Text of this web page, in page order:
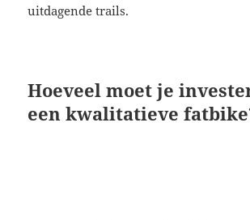
uitdagende trails.
Hoeveel moet je
een kwalitatieve